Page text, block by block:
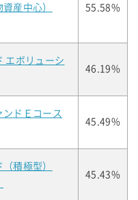
産中心）
55.58%
エボリューシ
46.19%
ンドＥコース
45.49%
積極型）
45.43%